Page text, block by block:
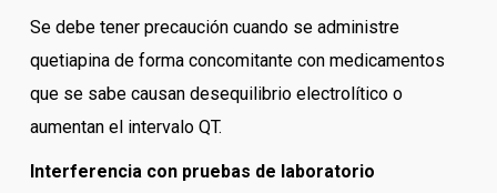
Se debe tener precaución cuando se administre
quetiapina de forma concomitante con medicamentos
que se sabe causan desequilibrio electrolítico o
aumentan el intervalo QT.
Interferencia con pruebas de laboratorio